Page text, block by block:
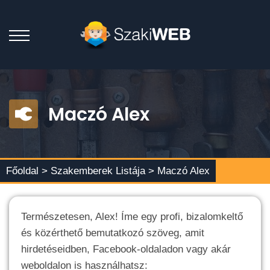
Maczó Alex
Főoldal > Szakemberek Listája > Maczó Alex
Természetesen, Alex! Íme egy profi, bizalomkeltő
és közérthető bemutatkozó szöveg, amit
hirdetéseidben, Facebook-oldaladon vagy akár
weboldalon is használhatsz: